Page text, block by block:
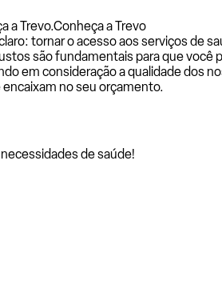
a Trevo.Conheça a Trevo
tornar o acesso aos serviços de
são fundamentais para que você
em consideração a qualidade dos
no seu orçamento.
de saúde!